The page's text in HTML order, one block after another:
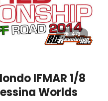
473
IFMAR 1/8
Worlds